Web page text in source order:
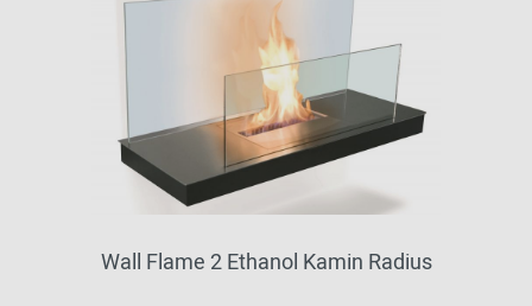
Wall Flame 2 Ethanol Kamin Radius